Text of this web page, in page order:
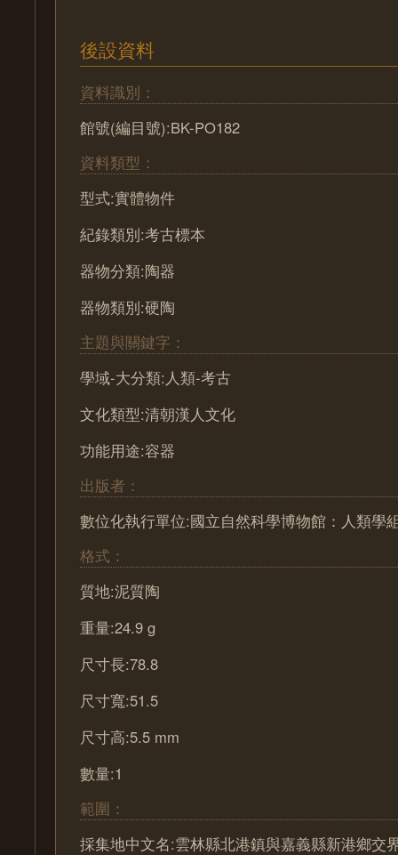
後設資料
資料識別：
館號(編目號):BK-PO182
資料類型：
型式:實體物件
紀錄類別:考古標本
器物分類:陶器
器物類別:硬陶
主題與關鍵字：
學域-大分類:人類-考古
文化類型:清朝漢人文化
功能用途:容器
出版者：
數位化執行單位:國立自然科學博物館：人類學
格式：
質地:泥質陶
重量:24.9 g
尺寸長:78.8
尺寸寬:51.5
尺寸高:5.5 mm
數量:1
範圍：
採集地中文名:雲林縣北港鎮與嘉義縣新港鄉交